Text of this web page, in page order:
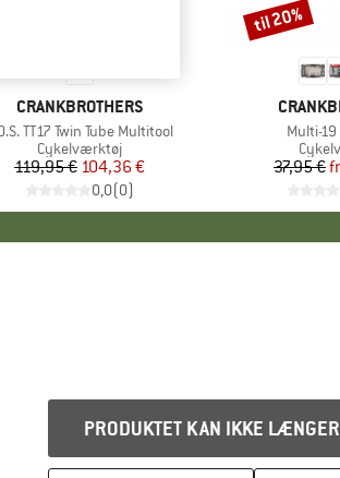
MÆRKE
CRANKBROTHERS
TT17 Twin Tube Multitool
Produktgruppe
Cykelværktøj
Pris
119,95 € Nedsat pris
104,36 €
0,0(0)
MÆRKE
Artikel
Multi-
37,95 €
Rabat
til 20%
PRODUKTET KAN IKKE